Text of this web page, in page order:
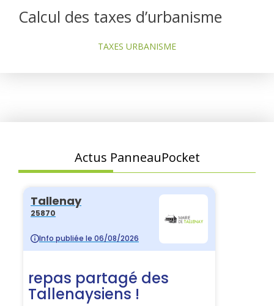
Calcul des taxes d’urbanisme
TAXES URBANISME
Actus PanneauPocket